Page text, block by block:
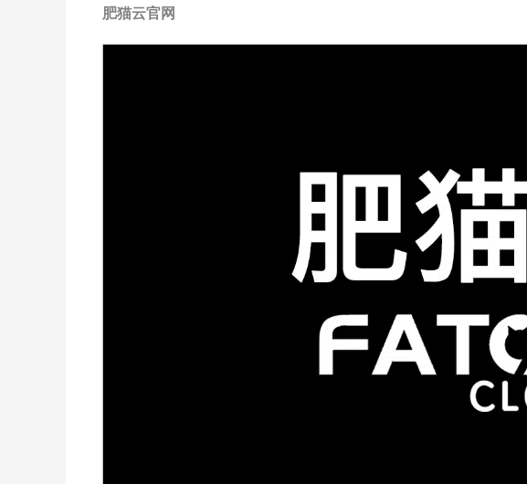
肥猫云官网